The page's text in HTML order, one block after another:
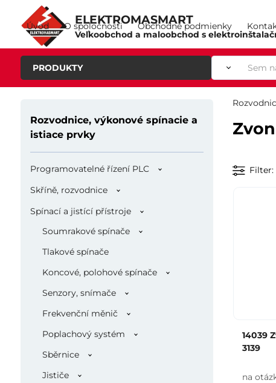
ELEKTROMASMART
Veľkoobchod a maloobchod s
Úvod O spoločnosti Obchodné podmienky
PRODUKTY
Rozvodnice, výkonové spínacie a
istiace prvky
Programovatelné řízení PLC
Skříně, rozvodnice
Spínací a jistící přístroje
Soumrakové spínače
Tlakové spínače
Koncové, polohové spínače
Senzory, snímače
Frekvenční měnič
Poplachový systém
Sběrnice
Jističe
Filter
14039
3139
na